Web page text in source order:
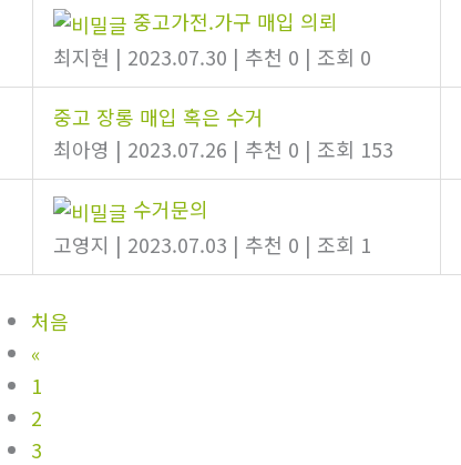
중고가전.가구 매입 의뢰
최지현 | 2023.07.30 | 추천 0 | 조회 0
중고 장롱 매입 혹은 수거
최아영 | 2023.07.26 | 추천 0 | 조회 153
수거문의
고영지 | 2023.07.03 | 추천 0 | 조회 1
처음
«
1
2
3